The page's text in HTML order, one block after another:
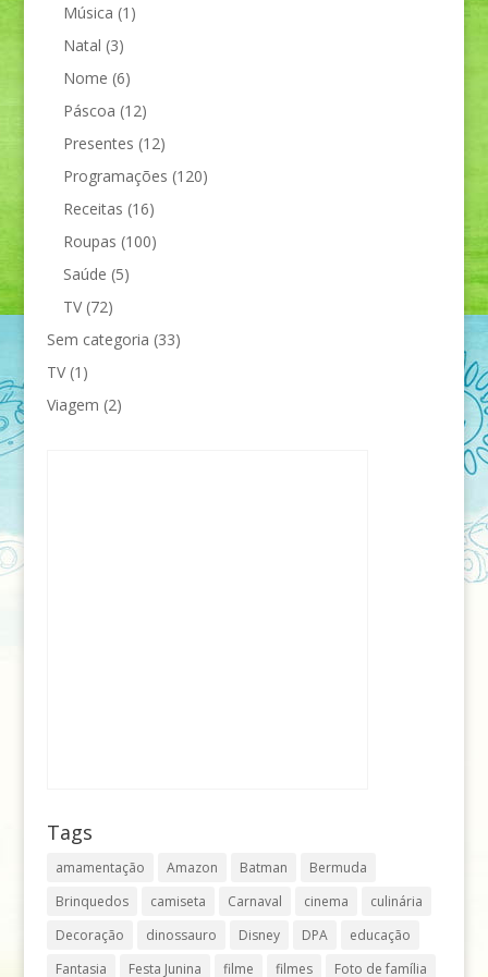
Música (1)
Natal (3)
Nome (6)
Páscoa (12)
Presentes (12)
Programações (120)
Receitas (16)
Roupas (100)
Saúde (5)
TV(72)
Sem categoria (33)
TV(1)
Viagem (2)
Tags
amamentação Amazon Batman
Bermuda
Brinquedos
camiseta Carnaval cinema
culinária
Decoração
dinossauro Disney DPA
educação
Fantasia
Festa Junina filme filmes Foto de família